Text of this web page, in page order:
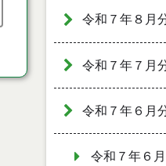
令和７年８月
令和７年７月
令和７年６月
令和７年６